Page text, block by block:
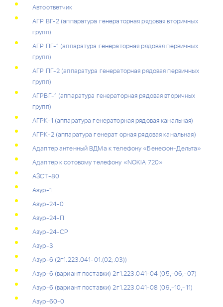
Автоответчик
АГР ВГ-2 (аппаратура генераторная рядовая вторичных
групп)
АГР ПГ-1 (аппаратура генераторная рядовая первичных
групп)
АГР ПГ-2 (аппаратура генераторная рядовая первичных
групп)
АГРВГ-1 (аппаратура генераторная рядовая вторичных
групп)
АГРК-1 (аппаратура генераторная рядовая канальная)
АГРК-2 (аппаратура генерат орная рядовая канальная)
Адаптер антенный ВДМа к телефону «Бенефон-Дельта»
Адаптер к сотовому телефону «NOKIA 720»
АЗСТ-80
Азур-1
Азур-24-0
Азур-24-П
Азур-24-СР
Азур-3
Азур-6 (2г1.223.041-01.(02;.03))
Азур-6 (вариант поставки) 2г1.223.041-04 (05,-06,-07)
Азур-6 (вариант поставки) 2г1.223.041-08 (09,-10,-11)
Азур-60-0